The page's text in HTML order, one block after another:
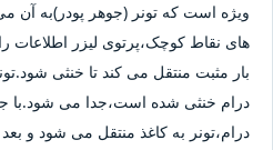
ویژه است که تونر (جوهر پودر)به آن
های نقاط کوچک،پرتوی لیزر اطلاعات را
بار مثبت منتقل می کند تا خنثی
درام خنثی شده است،جدا می شود.با
درام،تونر به کاغذ منتقل می شود و